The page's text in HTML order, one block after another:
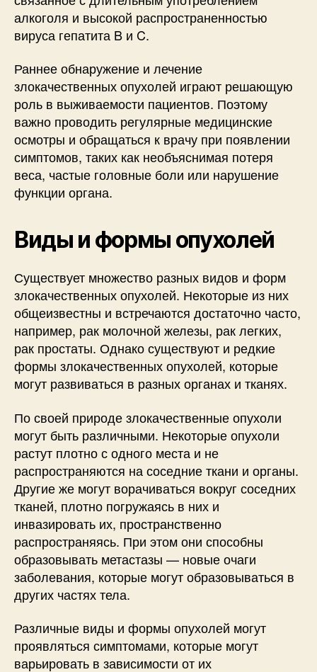
алкоголя и высокой распространенностью
вируса гепатита B и C.
Раннее обнаружение и лечение
злокачественных опухолей играют решающую
роль в выживаемости пациентов. Поэтому
важно проводить регулярные медицинские
осмотры и обращаться к врачу при появлении
симптомов, таких как необъяснимая потеря
веса, частые головные боли или нарушение
функции органа.
Виды и формы опухолей
Существует множество разных видов и форм
злокачественных опухолей. Некоторые из них
общеизвестны и встречаются достаточно часто,
например, рак молочной железы, рак легких,
рак простаты. Однако существуют и редкие
формы злокачественных опухолей, которые
могут развиваться в разных органах и тканях.
По своей природе злокачественные опухоли
могут быть различными. Некоторые опухоли
растут плотно с одного места и не
распространяются на соседние ткани и органы.
Другие же могут ворачиваться вокруг соседних
тканей, плотно погружаясь в них и
инвазировать их, пространственно
распространяясь. При этом они способны
образовывать метастазы — новые очаги
заболевания, которые могут образовываться в
других частях тела.
Различные виды и формы опухолей могут
проявляться симптомами, которые могут
варьировать в зависимости от их